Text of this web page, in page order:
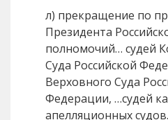
л) прекращение по
Президента
полномочий… судей
Суда Российской
Верховного Суда
Федерации, …судей
апелляционных